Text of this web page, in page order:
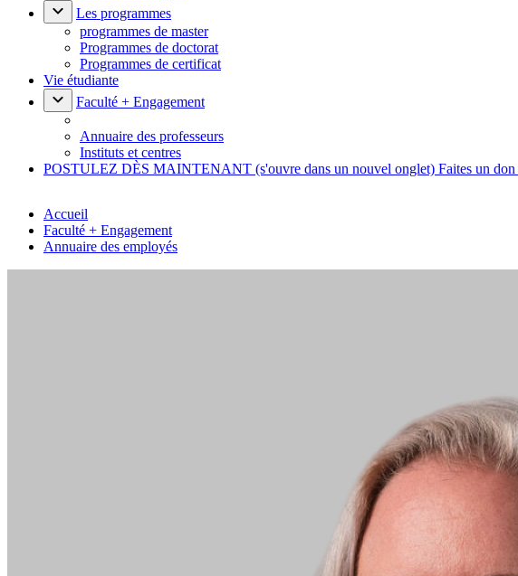
Les programmes
programmes de master
Programmes de doctorat
Programmes de certificat
Vie étudiante
Faculté + Engagement
Annuaire des professeurs
Instituts et centres
POSTULEZ DÈS MAINTENANT (s'ouvre dans un nouvel onglet) Faites un don
Accueil
Faculté + Engagement
Annuaire des employés